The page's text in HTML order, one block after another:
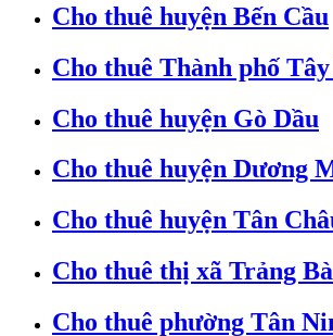
Cho thuê huyện Bến Cầu
Cho thuê Thành phố
Cho thuê huyện Gò Dầu
Cho thuê huyện Dương
Cho thuê huyện Tân
Cho thuê thị xã Trảng
Cho thuê phường Tân